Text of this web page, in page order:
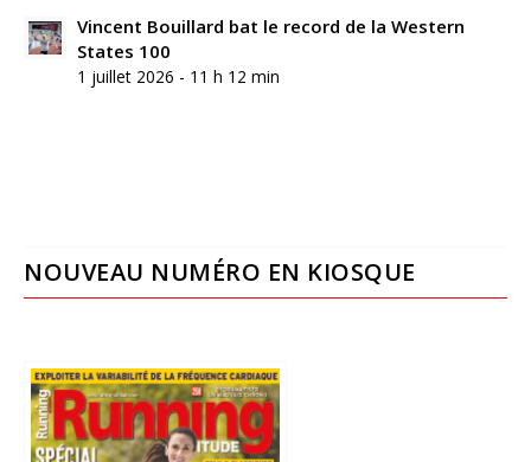
Vincent Bouillard bat le record de la Western
States 100
1 juillet 2026 - 11 h 12 min
NOUVEAU NUMÉRO EN KIOSQUE